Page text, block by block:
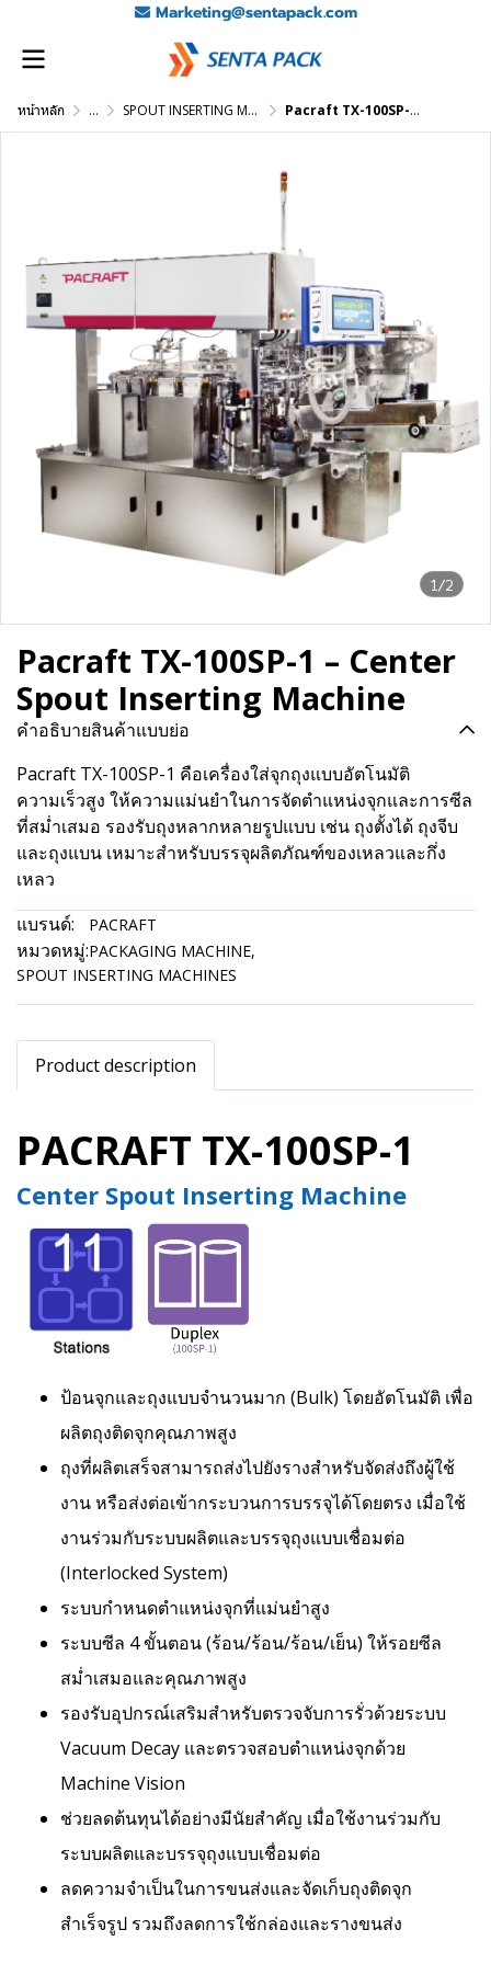
Marketing@sentapack.com
หน้าหลัก ... SPOUT INSERTING MACHINES Pacraft TX-100SP-1 – Center Spout Inserting Machine
1/2
Pacraft TX-100SP-1 – Center
Spout Inserting Machine
คำอธิบายสินค้าแบบย่อ
Pacraft TX-100SP-1 คือเครื่องใส่จุกถุงแบบอัตโนมัติ
ความเร็วสูง ให้ความแม่นยำในการจัดตำแหน่งจุกและการซีล
ที่สม่ำเสมอ รองรับถุงหลากหลายรูปแบบ เช่น ถุงตั้งได้ ถุงจีบ
และถุงแบน เหมาะสำหรับบรรจุผลิตภัณฑ์ของเหลวและกึ่ง
เหลว
แบรนด์:
PACRAFT
หมวดหมู่:PACKAGING MACHINE,
SPOUT INSERTING MACHINES
Product description
PACRAFT TX-100SP-1
Center Spout Inserting Machine
ป้อนจุกและถุงแบบจำนวนมาก (Bulk) โดยอัตโนมัติ เพื่อ
ผลิตถุงติดจุกคุณภาพสูง
ถุงที่ผลิตเสร็จสามารถส่งไปยังรางสำหรับจัดส่งถึงผู้ใช้
งาน หรือส่งต่อเข้ากระบวนการบรรจุได้โดยตรง เมื่อใช้
งานร่วมกับระบบผลิตและบรรจุถุงแบบเชื่อมต่อ
(Interlocked System)
ระบบกำหนดตำแหน่งจุกที่แม่นยำสูง
ระบบซีล 4 ขั้นตอน (ร้อน/ร้อน/ร้อน/เย็น) ให้รอยซีล
สม่ำเสมอและคุณภาพสูง
รองรับอุปกรณ์เสริมสำหรับตรวจจับการรั่วด้วยระบบ
Vacuum Decay และตรวจสอบตำแหน่งจุกด้วย
Machine Vision
ช่วยลดต้นทุนได้อย่างมีนัยสำคัญ เมื่อใช้งานร่วมกับ
ระบบผลิตและบรรจุถุงแบบเชื่อมต่อ
ลดความจำเป็นในการขนส่งและจัดเก็บถุงติดจุก
สำเร็จรูป รวมถึงลดการใช้กล่องและรางขนส่ง